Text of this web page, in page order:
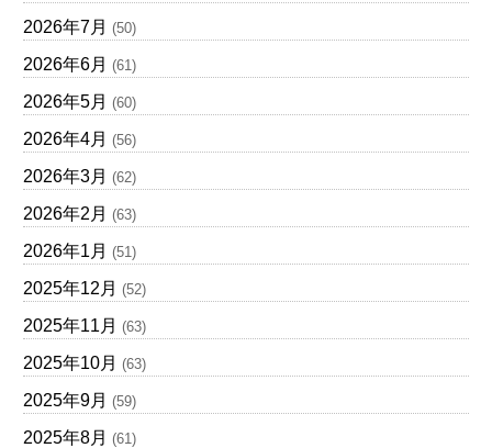
2026年7月 (50)
2026年6月 (61)
2026年5月 (60)
2026年4月 (56)
2026年3月 (62)
2026年2月 (63)
2026年1月 (51)
2025年12月 (52)
2025年11月 (63)
2025年10月 (63)
2025年9月 (59)
2025年8月 (61)